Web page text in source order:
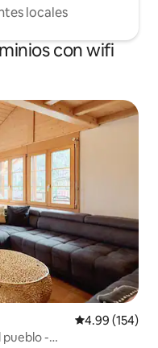
locales
con wifi
Calificación
4.99 (154)
pueblo -